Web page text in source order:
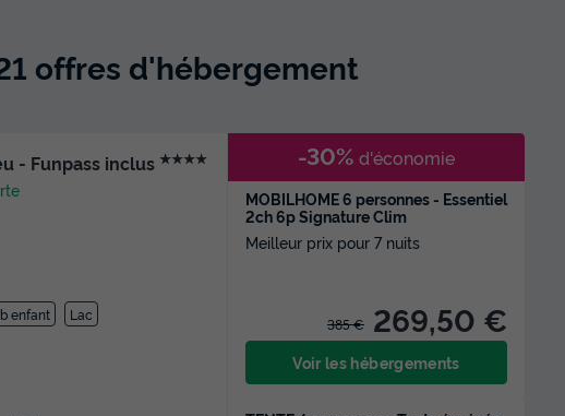
offres d'hébergement
- Funpass inclus ★★★★
enfant
Lac
MOBILHOME 6 personnes - Essentiel
2ch 6p Signature Clim
Meilleur prix pour 7 nuits
385 € 269,50 €
-30% d'économie
Voir les hébergements